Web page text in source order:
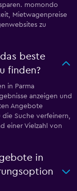
momondo
Mietwagenpreise
zu
beste
finden?
in Parma
anzeigen und
Angebote
die Suche verfeinern,
einer Vielzahl von
in